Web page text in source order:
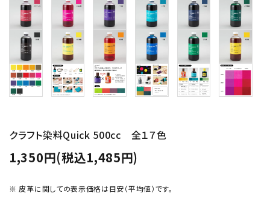
クラフト染料Quick 500cc 全１７色
1,350円(税込1,485円)
※ 皮革に関しての表示価格は目安（平均値）です。